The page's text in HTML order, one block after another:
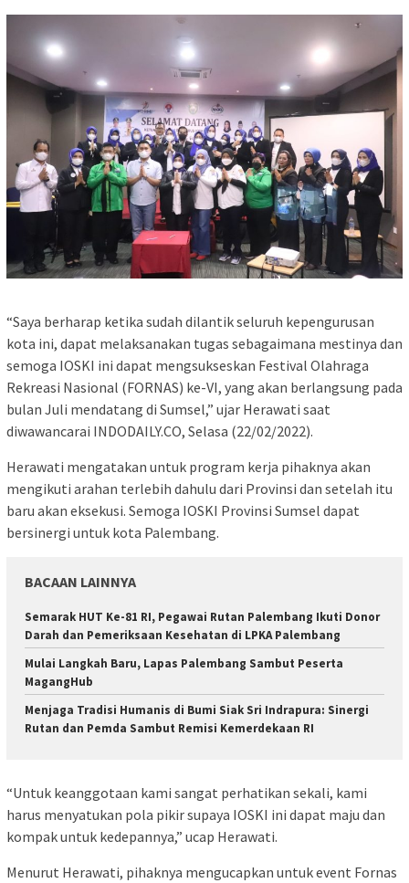
“Saya berharap ketika sudah dilantik seluruh kepengurusan
kota ini, dapat melaksanakan tugas sebagaimana mestinya dan
semoga IOSKI ini dapat mengsukseskan Festival Olahraga
Rekreasi Nasional (FORNAS) ke-VI, yang akan berlangsung pada
bulan Juli mendatang di Sumsel,” ujar Herawati saat
diwawancarai INDODAILY.CO, Selasa (22/02/2022).
Herawati mengatakan untuk program kerja pihaknya akan
mengikuti arahan terlebih dahulu dari Provinsi dan setelah itu
baru akan eksekusi. Semoga IOSKI Provinsi Sumsel dapat
bersinergi untuk kota Palembang.
BACAAN LAINNYA
Semarak HUT Ke-81 RI, Pegawai Rutan Palembang Ikuti Donor
Darah dan Pemeriksaan Kesehatan di LPKA Palembang
Mulai Langkah Baru, Lapas Palembang Sambut Peserta
MagangHub
Menjaga Tradisi Humanis di Bumi Siak Sri Indrapura: Sinergi
Rutan dan Pemda Sambut Remisi Kemerdekaan RI
“Untuk keanggotaan kami sangat perhatikan sekali, kami
harus menyatukan pola pikir supaya IOSKI ini dapat maju dan
kompak untuk kedepannya,” ucap Herawati.
Menurut Herawati, pihaknya mengucapkan untuk event Fornas